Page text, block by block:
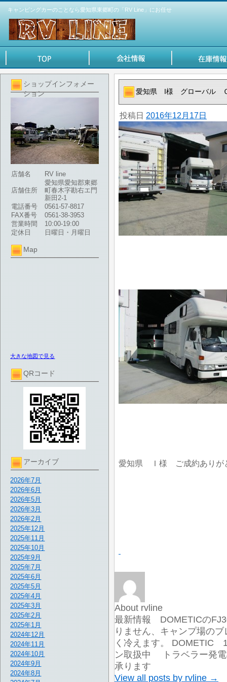
キャンピングカーのことなら愛知県東郷町の「RV Line」にお任せ
ショップインフォメー
ション
店舗名 RV line
店舗住所
愛知県愛知郡東郷
町春木字勘右エ門
新田2-1
電話番号
0561-57-8817
FAX番号
0561-38-3953
営業時間
10:00-19:00
定休日
日曜日・月曜日
Map
大きな地図で見る
QRコード
アーカイブ
2026年7月
2026年6月
2026年5月
2026年3月
2026年2月
2025年12月
2025年11月
2025年10月
2025年9月
2025年7月
2025年6月
2025年5月
2025年4月
2025年3月
2025年2月
2025年1月
2024年12月
2024年11月
2024年10月
2024年9月
2024年8月
愛知県 I様 グローバル Ｃ
投稿日 2016年12月17日
愛知県 Ｉ様 ご成約ありが
About rvline
最新情報 DOMETICの
りません、キャンプ場の
く冷えます。 DOMETIC
ン取扱中 トラベラー
承ります
View all posts by rvline →